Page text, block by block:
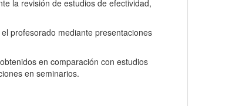
la revisión de estudios de efectividad,
profesorado mediante presentaciones
en comparación con estudios
en seminarios.